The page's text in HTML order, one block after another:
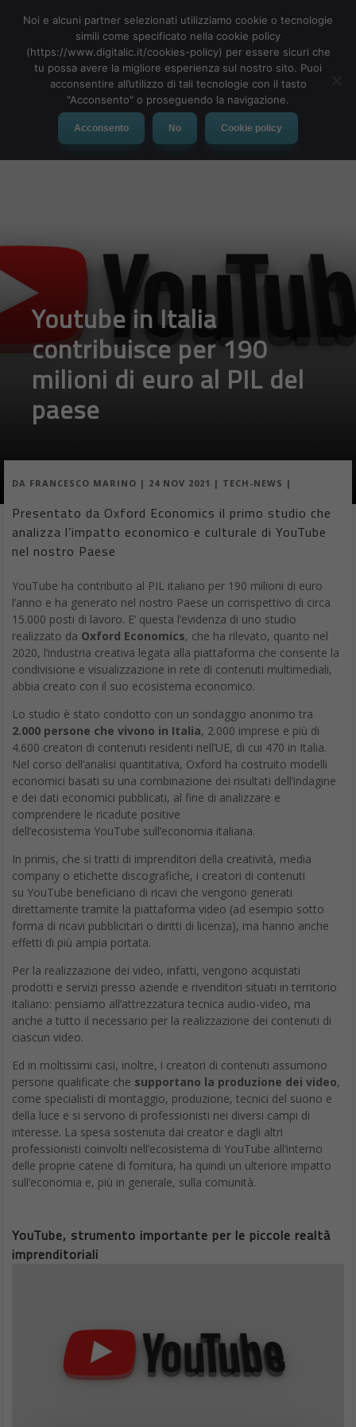
MENU
Youtube in Italia
contribuisce per 190
milioni di euro al PIL del
paese
DA FRANCESCO MARINO | 24 NOV 2021 | TECH-NEWS |
Presentato da Oxford Economics il primo studio che
analizza l’impatto economico e culturale di YouTube
nel nostro Paese
YouTube ha contribuito al PIL italiano per 190 milioni di euro
l’anno e ha generato nel nostro Paese un corrispettivo di circa
15.000 posti di lavoro. E’ questa l’evidenza di uno studio
realizzato da Oxford Economics, che ha rilevato, quanto nel
2020, l’industria creativa legata alla piattaforma che consente la
condivisione e visualizzazione in rete di contenuti multimediali,
abbia creato con il suo ecosistema economico.
Lo studio è stato condotto con un sondaggio anonimo tra
2.000 persone che vivono in Italia, 2.000 imprese e più di
4.600 creatori di contenuti residenti nell’UE, di cui 470 in Italia.
Nel corso dell’analisi quantitativa, Oxford ha costruito modelli
economici basati su una combinazione dei risultati dell’indagine
e dei dati economici pubblicati, al fine di analizzare e
comprendere le ricadute positive
dell’ecosistema YouTube sull’economia italiana.
In primis, che si tratti di imprenditori della creatività, media
company o etichette discografiche, i creatori di contenuti
su YouTube beneficiano di ricavi che vengono generati
direttamente tramite la piattaforma video (ad esempio sotto
forma di ricavi pubblicitari o diritti di licenza), ma hanno anche
effetti di più ampia portata.
Per la realizzazione dei video, infatti, vengono acquistati
prodotti e servizi presso aziende e rivenditori situati in territorio
italiano: pensiamo all’attrezzatura tecnica audio-video, ma
anche a tutto il necessario per la realizzazione dei contenuti di
ciascun video.
Ed in moltissimi casi, inoltre, i creatori di contenuti assumono
persone qualificate che supportano la produzione dei video,
come specialisti di montaggio, produzione, tecnici del suono e
della luce e si servono di professionisti nei diversi campi di
interesse. La spesa sostenuta dai creator e dagli altri
professionisti coinvolti nell’ecosistema di YouTube all’interno
delle proprie catene di fornitura, ha quindi un ulteriore impatto
sull’economia e, più in generale, sulla comunità.
YouTube, strumento importante per le piccole realtà
imprenditoriali
Noi e alcuni partner selezionati utilizziamo cookie o tecnologie
simili come specificato nella cookie policy
(https://www.digitalic.it/cookies-policy) per essere sicuri che
tu possa avere la migliore esperienza sul nostro sito. Puoi
acconsentire all’utilizzo di tali tecnologie con il tasto
"Acconsento" o proseguendo la navigazione.
Acconsento No Cookie policy